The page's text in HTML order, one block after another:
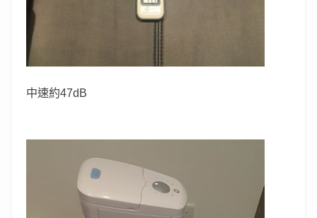
中速約47dB